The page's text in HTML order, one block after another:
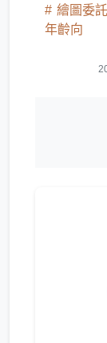
繪圖委託
年齡向